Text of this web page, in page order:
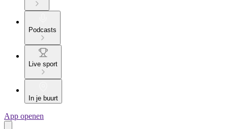
Podcasts
Live sport
In je buurt
App openen